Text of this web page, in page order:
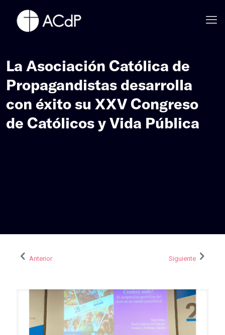
La Asociación Católica de
Propagandistas desarrolla
con éxito su XXV Congreso
de Católicos y Vida Pública
Anterior Siguiente